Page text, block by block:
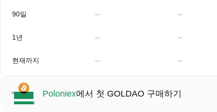
90일 -- --
1년 -- --
현재까지 -- --
Poloniex에서 첫 GOLDAO 구매하기